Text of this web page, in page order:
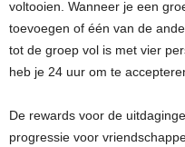
voltooien. Wanneer je een
toevoegen of één van de
tot de groep vol is met vier
heb je 24 uur om te
De rewards voor de
progressie voor